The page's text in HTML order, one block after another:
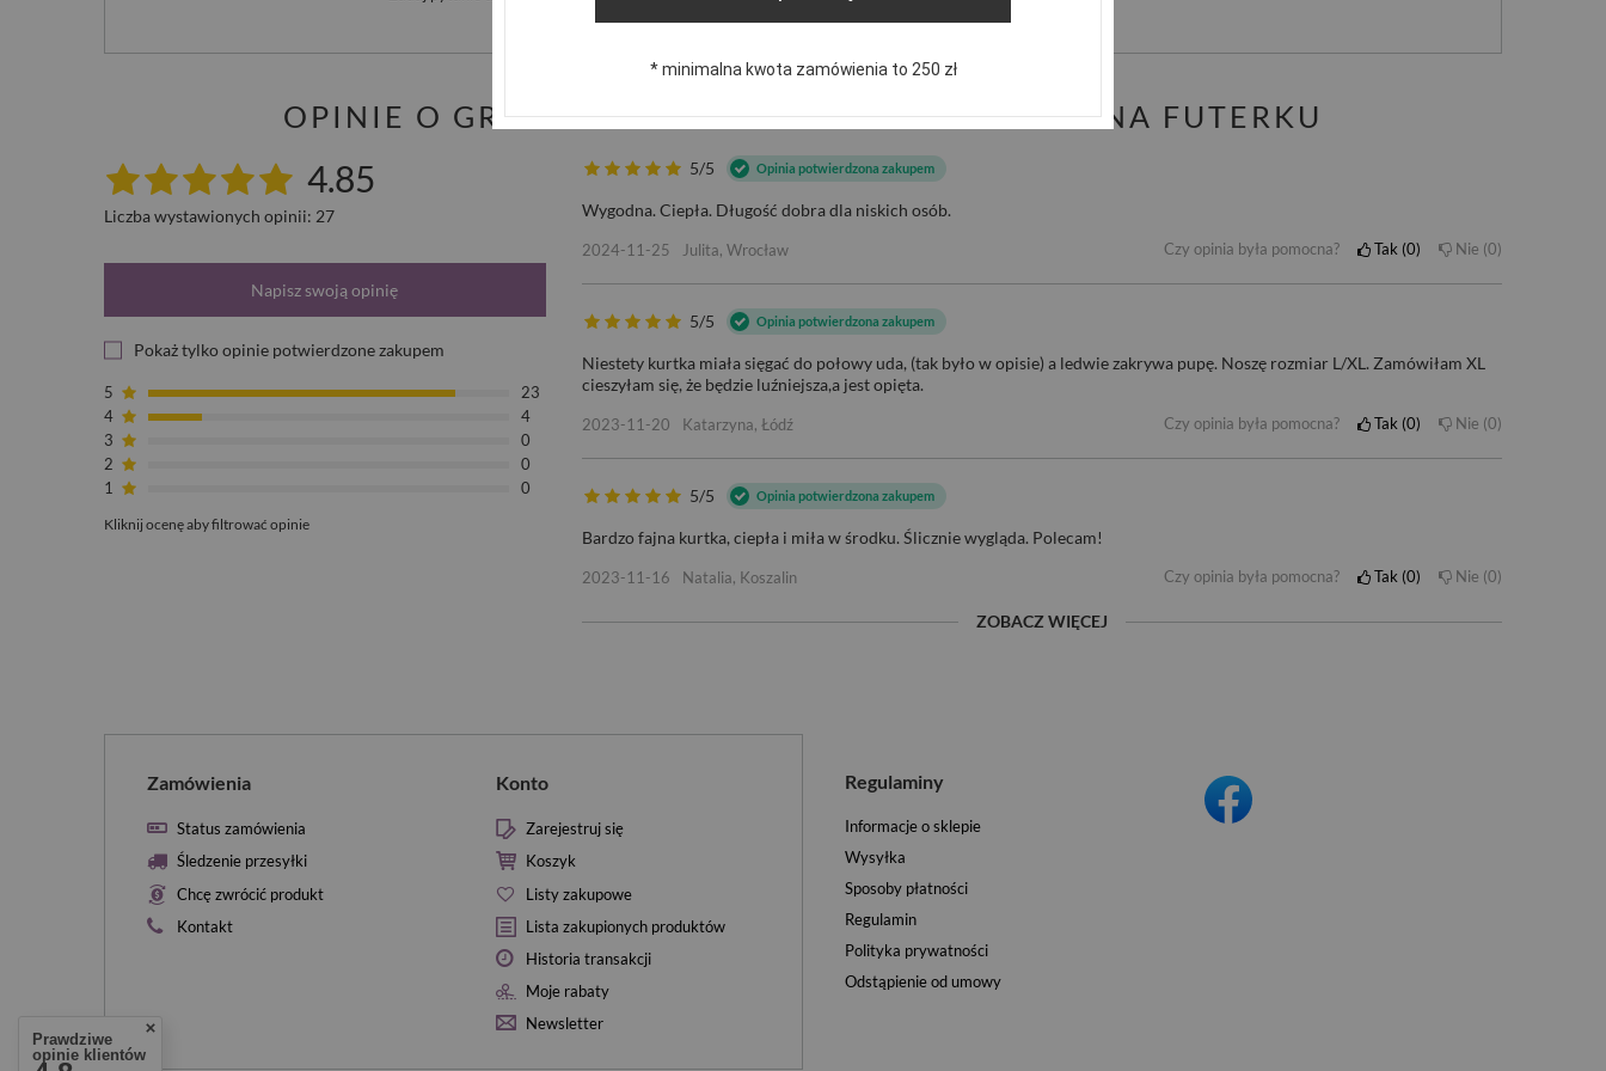
OPINIE O GRANATOWA ZIMOWA CIEPŁA PARKA NA FUTERKU
4.85
Liczba wystawionych opinii: 27
Napisz swoją opinię
Pokaż tylko opinie potwierdzone zakupem
5
23
4
4
3
0
2
0
1
0
Kliknij ocenę aby filtrować opinie
5/5 Opinia potwierdzona zakupem
Wygodna. Ciepła. Długość dobra dla niskich osób.
2024-11-25 Julita, Wrocław Czy opinia była pomocna? Tak 0 Nie 0
5/5 Opinia potwierdzona zakupem
Niestety kurtka miała sięgać do połowy uda, (tak było w opisie) a ledwie zakrywa pupę. Noszę rozmiar L/XL. Zamówiłam XL
cieszyłam się, że będzie luźniejsza,a jest opięta.
2023-11-20 Katarzyna, Łódź Czy opinia była pomocna? Tak 0 Nie 0
5/5 Opinia potwierdzona zakupem
Bardzo fajna kurtka, ciepła i miła w środku. Ślicznie wygląda. Polecam!
2023-11-16 Natalia, Koszalin Czy opinia była pomocna? Tak 0 Nie 0
ZOBACZ WIĘCEJ
Zamówienia
Status zamówienia
Śledzenie przesyłki
Chcę zwrócić produkt
Kontakt
Konto
Zarejestruj się
Koszyk
Listy zakupowe
Lista zakupionych produktów
Historia transakcji
Moje rabaty
Newsletter
Regulaminy
Informacje o sklepie
Wysyłka
Sposoby płatności
Regulamin
Polityka prywatności
Odstąpienie od umowy
* minimalna kwota zamówienia to 250 zł
Prawdziwe
opinie klientów